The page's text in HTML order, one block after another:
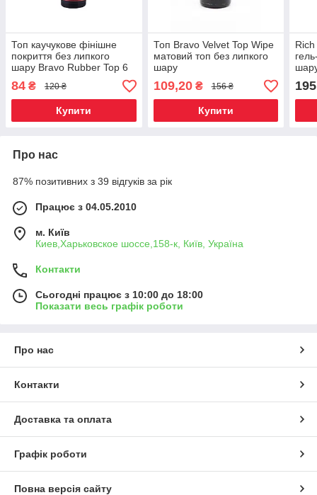
Топ каучукове фінішне
покриття без липкого
шару Bravo Rubber Top 6
мл
84 ₴ 120 ₴
Купити
Топ Bravo Velvet Top Wipe
матовий топ без липкого
шару
109,20₴ 156 ₴
Купити
195
Про нас
87% позитивних з 39 відгуків за рік
Працює з 04.05.2010
м. Київ
Киев,Харьковское шоссе,158-к, Київ, Україна
Контакти
Сьогодні працює з 10:00 до 18:00
Показати весь графік роботи
Про нас
Контакти
Доставка та оплата
Графік роботи
Повна версія сайту